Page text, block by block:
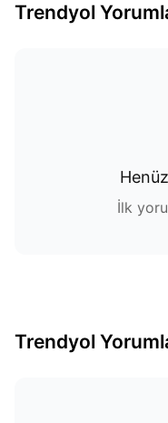
Trendyol
İlk
Trendyol